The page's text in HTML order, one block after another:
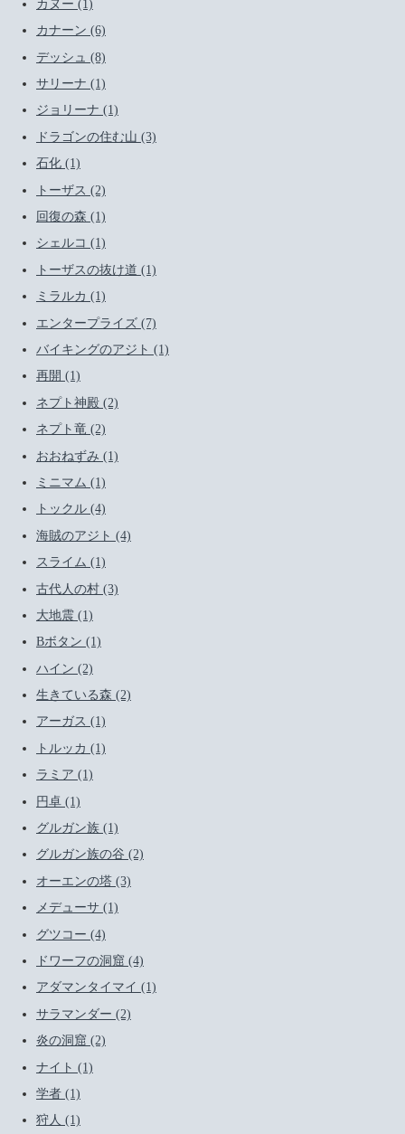
カヌー (1)
カナーン (6)
デッシュ (8)
サリーナ (1)
ジョリーナ (1)
ドラゴンの住む山 (3)
石化 (1)
トーザス (2)
回復の森 (1)
シェルコ (1)
トーザスの抜け道 (1)
ミラルカ (1)
エンタープライズ (7)
バイキングのアジト (1)
再開 (1)
ネプト神殿 (2)
ネプト竜 (2)
おおねずみ (1)
ミニマム (1)
トックル (4)
海賊のアジト (4)
スライム (1)
古代人の村 (3)
大地震 (1)
Bボタン (1)
ハイン (2)
生きている森 (2)
アーガス (1)
トルッカ (1)
ラミア (1)
円卓 (1)
グルガン族 (1)
グルガン族の谷 (2)
オーエンの塔 (3)
メデューサ (1)
グツコー (4)
ドワーフの洞窟 (4)
アダマンタイマイ (1)
サラマンダー (2)
炎の洞窟 (2)
ナイト (1)
学者 (1)
狩人 (1)